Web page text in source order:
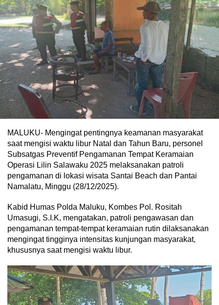
MALUKU- Mengingat pentingnya keamanan masyarakat
saat mengisi waktu libur Natal dan Tahun Baru, personel
Subsatgas Preventif Pengamanan Tempat Keramaian
Operasi Lilin Salawaku 2025 melaksanakan patroli
pengamanan di lokasi wisata Santai Beach dan Pantai
Namalatu, Minggu (28/12/2025).
Kabid Humas Polda Maluku, Kombes Pol. Rositah
Umasugi, S.I.K, mengatakan, patroli pengawasan dan
pengamanan tempat-tempat keramaian rutin dilaksanakan
mengingat tingginya intensitas kunjungan masyarakat,
khususnya saat mengisi waktu libur.